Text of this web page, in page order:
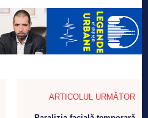
ARTICOLUL URMĂTOR